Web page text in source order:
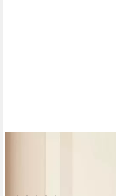
Hochbett